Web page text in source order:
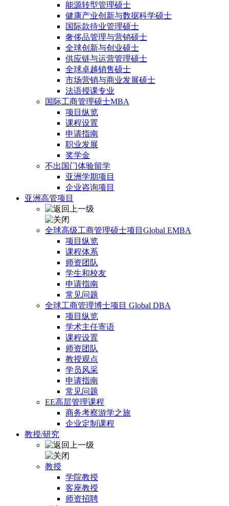
能源转型管理硕士
健康产业创新与数据科学硕士
国际款待业管理硕士
奢侈品管理与营销硕士
全球创新与创业硕士
供应链与运营管理硕士
全球卓越销售硕士
市场营销与商业发展硕士
法语授课专业
国际工商管理硕士MBA
项目纵览
课程设置
申请指南
职业发展
奖学金
不出国门体验留学
亚洲学期项目
企业咨询项目
亚洲高管项目
全球高级工商管理硕士项目Global EMBA
项目纵览
课程体系
师资团队
学生和校友
申请指南
常见问题
全球工商管理博士项目 Global DBA
项目纵览
学术主任寄语
课程设置
师资团队
教授观点
学员风采
申请指南
常见问题
EE高层管理课程
商务考察游学之旅
企业定制课程
教授/研究
教授
学院教授
客座教授
师资招聘